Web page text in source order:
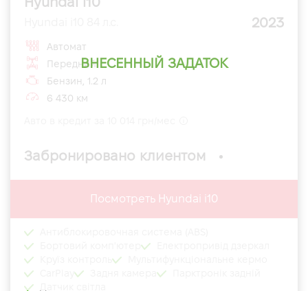
ВНЕСЕННЫЙ ЗАДАТОК
2023
Автомат
Передний
Бензин, 1.2 л
6 430 км
Забронировано клиентом
Посмотреть Hyundai i10